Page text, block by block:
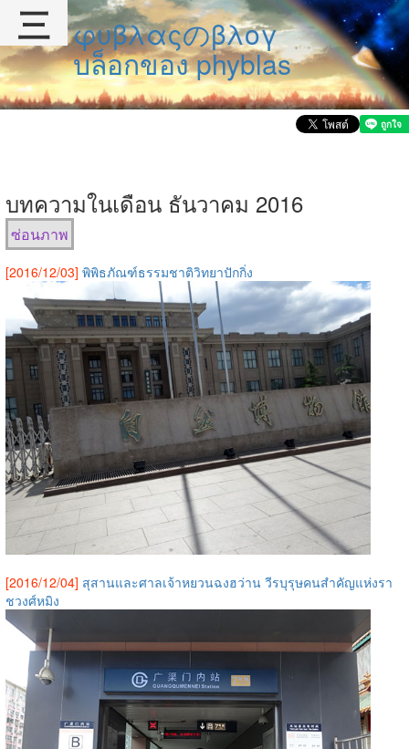
φυβλαςのβλογ
บล็อกของ phyblas
บทความในเดือน ธันวาคม 2016
ซ่อนภาพ
[2016/12/03] พิพิธภัณฑ์ธรรมชาติวิทยาปักกิ่ง
[2016/12/04] สุสานและศาลเจ้าหยวนฉงฮว่าน วีรบุรุษคนสำคัญแห่งรา
ชวงศ์หมิง
三